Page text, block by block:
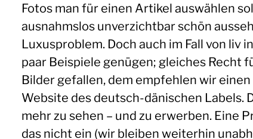
Fotos man für einen Artikel auswählen
ausnahmslos unverzichtbar schön
Luxusproblem. Doch auch im Fall von liv
paar Beispiele genügen; gleiches Recht
Bilder gefallen, dem empfehlen wir
Website des deutsch-dänischen Labels.
mehr zu sehen – und zu erwerben. Eine
das nicht ein (wir bleiben weiterhin